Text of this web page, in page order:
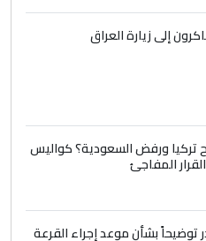
سكني بغداد أرغب في
على الاستمرار في
5
الأوائل على العراق
الصافي في العتبات
إلى زيارة العراق
تركيا ورفض السعودية؟ كواليس
المفاجئ
توضيحاً بشأن موعد إجراء القرعة